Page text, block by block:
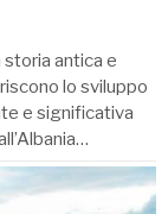
storia antica e
lo sviluppo
e significativa